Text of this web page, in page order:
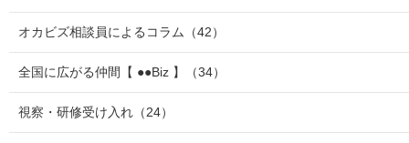
オカビズ相談員によるコラム （42）
全国に広がる仲間【 ●●Biz 】 （34）
視察・研修受け入れ （24）